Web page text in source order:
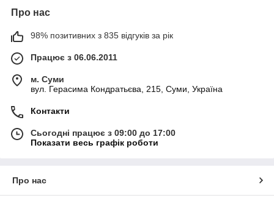
Про нас
98% позитивних з 835 відгуків за рік
Працює з 06.06.2011
м. Суми
вул. Герасима Кондратьєва, 215, Суми, Україна
Контакти
Сьогодні працює з 09:00 до 17:00
Показати весь графік роботи
Про нас